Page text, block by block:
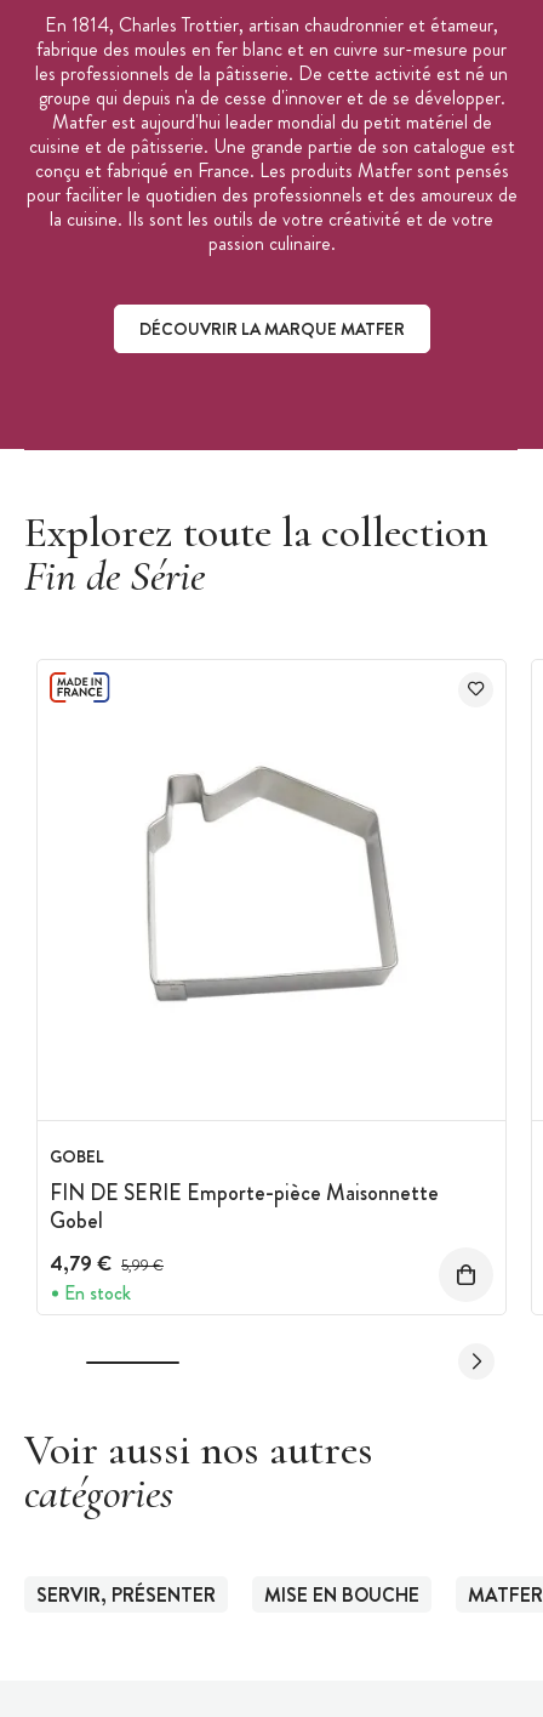
En 1814, Charles Trottier, artisan chaudronnier et étameur,
fabrique des moules en fer blanc et en cuivre sur-mesure pour
les professionnels de la pâtisserie. De cette activité est né un
groupe qui depuis n'a de cesse d'innover et de se développer.
Matfer est aujourd'hui leader mondial du petit matériel de
cuisine et de pâtisserie. Une grande partie de son catalogue est
conçu et fabriqué en France. Les produits Matfer sont pensés
pour faciliter le quotidien des professionnels et des amoureux de
la cuisine. Ils sont les outils de votre créativité et de votre
passion culinaire.
DÉCOUVRIR LA MARQUE MATFER
Explorez toute la collection
Fin de Série
GOBEL
FIN DE SERIE Emporte-pièce Maisonnette
Gobel
4,79 € Prix avant réduction :
5,99 €
En stock
Voir aussi nos autres
catégories
SERVIR, PRÉSENTER MISE EN BOUCHE MATFER